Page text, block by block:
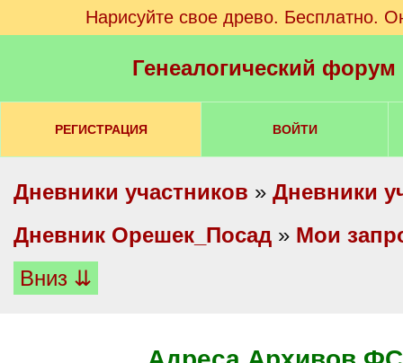
Нарисуйте свое древо. Бесплатно.
Генеалогический
РЕГИСТРАЦИЯ ВОЙТИ
Дневники участников » Дневники
Дневник Орешек_Посад » Мои
Вниз ⇊